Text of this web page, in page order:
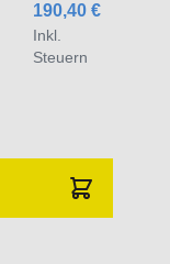
190,40 €
Inkl.
Steuern